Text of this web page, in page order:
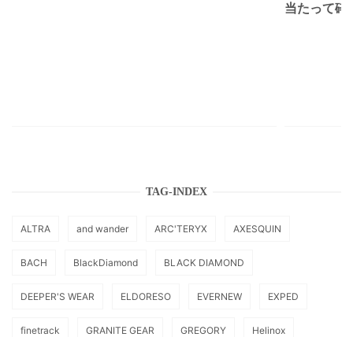
当たって砕
TAG-INDEX
ALTRA and wander ARC'TERYX AXESQUIN
BACH BlackDiamond BLACK DIAMOND
DEEPER'S WEAR ELDORESO EVERNEW EXPED
finetrack GRANITE GEAR GREGORY Helinox